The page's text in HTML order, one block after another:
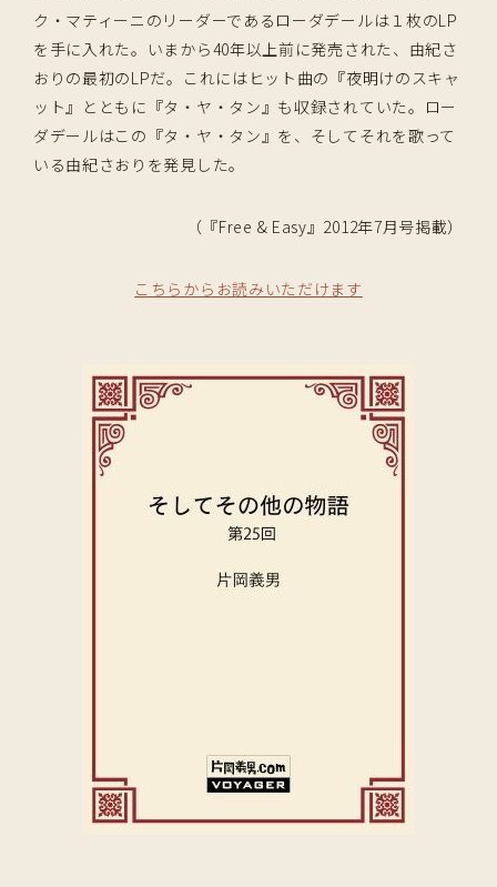
ク・マティーニのリーダーであるローダデールは１枚のLP
を手に入れた。いまから40年以上前に発売された、由紀さ
おりの最初のLPだ。これにはヒット曲の『夜明けのスキャ
ット』とともに『タ・ヤ・タン』も収録されていた。ロー
ダデールはこの『タ・ヤ・タン』を、そしてそれを歌って
いる由紀さおりを発見した。
（『Free & Easy』2012年7月号掲載）
こちらからお読みいただけます